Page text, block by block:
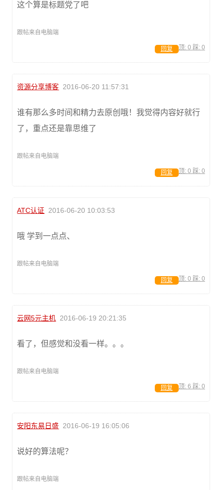
这个算是标题党了吧
跟帖来自电脑端
顶: 0 踩: 0
回复
资源分享博客 2016-06-20 11:57:31
谁有那么多时间和精力去原创哦！我觉得内容好就行
了，重点还是靠思维了
跟帖来自电脑端
顶: 0 踩: 0
回复
ATC认证 2016-06-20 10:03:53
哦 学到一点点、
跟帖来自电脑端
顶: 0 踩: 0
回复
云网5元主机 2016-06-19 20:21:35
看了，但感觉和没看一样。。。
跟帖来自电脑端
顶: 6 踩: 0
回复
安阳东易日盛 2016-06-19 16:05:06
说好的算法呢？
跟帖来自电脑端